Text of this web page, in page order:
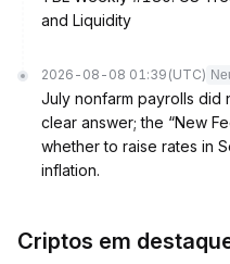
and Liquidity
2026-08-08 01:39 (UTC)
July nonfarm payrolls did
clear answer; the “New
whether to raise rates in
inflation.
Criptos em